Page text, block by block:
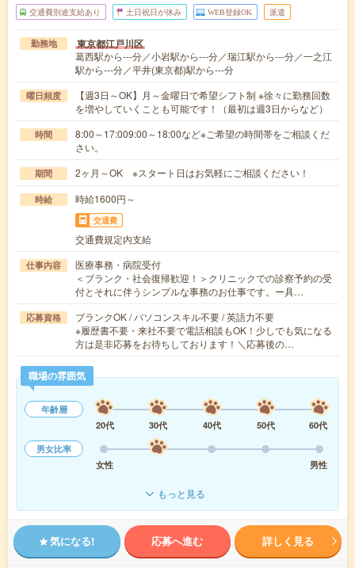
交通費別途支給あり 土日祝日が休み WEB登録OK 派遣
勤務地 東京都江戸川区
葛西駅から---分／小岩駅から---分／瑞江駅から---分／一之江
駅から---分／平井(東京都)駅から---分
曜日頻度
【週3日～OK】月～金曜日で希望シフト制 ※徐々に勤務回数
を増やしていくことも可能です！（最初は週3日からなど）
時間
8:00～17:009:00～18:00など※ご希望の時間帯をご相談くだ
さい。
期間 2ヶ月～OK ※スタート日はお気軽にご相談ください！
時給 時給1600円～
交通費
交通費規定内支給
仕事内容
医療事務・病院受付
＜ブランク・社会復帰歓迎！＞クリニックでの診察予約の受
付とそれに伴うシンプルな事務のお仕事です。ー具…
応募資格
ブランクOK / パソコンスキル不要 / 英語力不要
※履歴書不要・来社不要で電話相談もOK！少しでも気になる
方は是非応募をお待ちしております！＼応募後の…
職場の雰囲気
年齢層
20代
30代 40代 50代
60代
男女比率
女性
男性
もっと見る
気になる! 応募へ進む 詳しく見る